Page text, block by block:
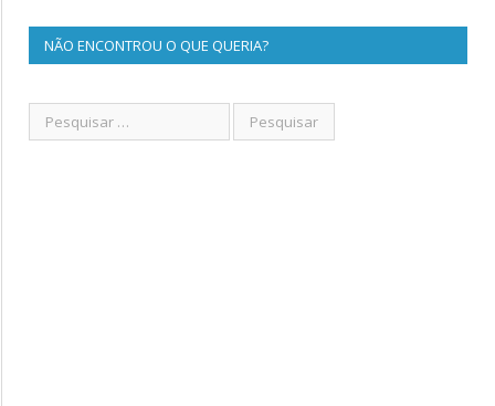
NÃO ENCONTROU O QUE QUERIA?